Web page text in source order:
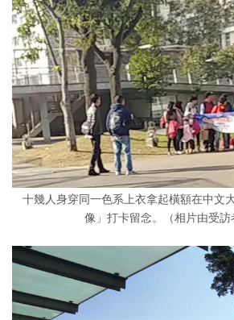
十幾人身穿同一色系上衣拿起橫額在中文
像」打卡留念。（相片由受訪